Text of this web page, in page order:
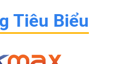
Tiêu Biểu